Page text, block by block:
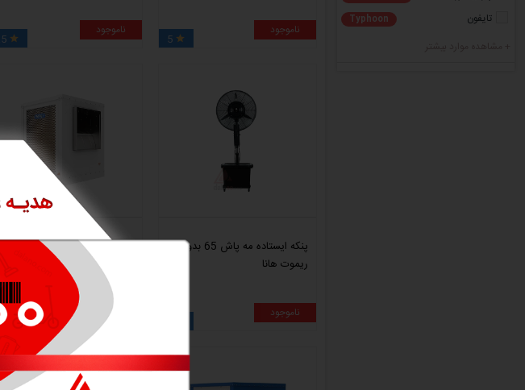
تایفون Typhoon
ناموجود

5
ناموجود

4.5
پنکه ایستاده مه پاش 65 بدون
ریموت هانا
ناموجود
کولر سلولزی انرژی با موتور
ناموجود

4.5